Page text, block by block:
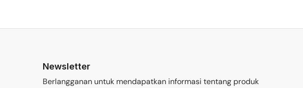
Newsletter
Berlangganan untuk mendapatkan informasi tentang produk